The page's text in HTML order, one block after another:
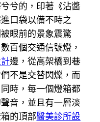
兮的，印著《沾醬
口袋以備不時之
眼前的景象震驚
百個交通信號燈，
邊，從高架橋到巷
不是交替閃爍，而
時，每一個燈箱都
音，並且有一層淡
的頂部醫美診所設